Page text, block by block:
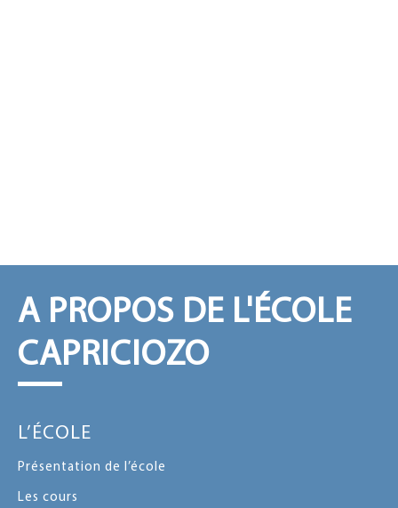
A PROPOS DE L'ÉCOLE
CAPRICIOZO
L’ÉCOLE
Présentation de l’école
Les cours